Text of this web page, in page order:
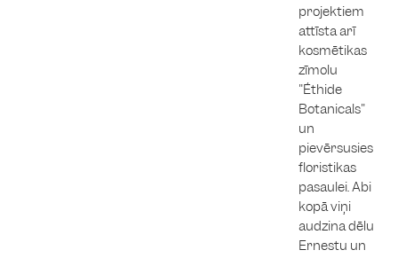
projektiem
attīsta arī
kosmētikas
zīmolu
"Éthide
Botanicals"
un
pievērsusies
floristikas
pasaulei. Abi
kopā viņi
audzina dēlu
Ernestu un